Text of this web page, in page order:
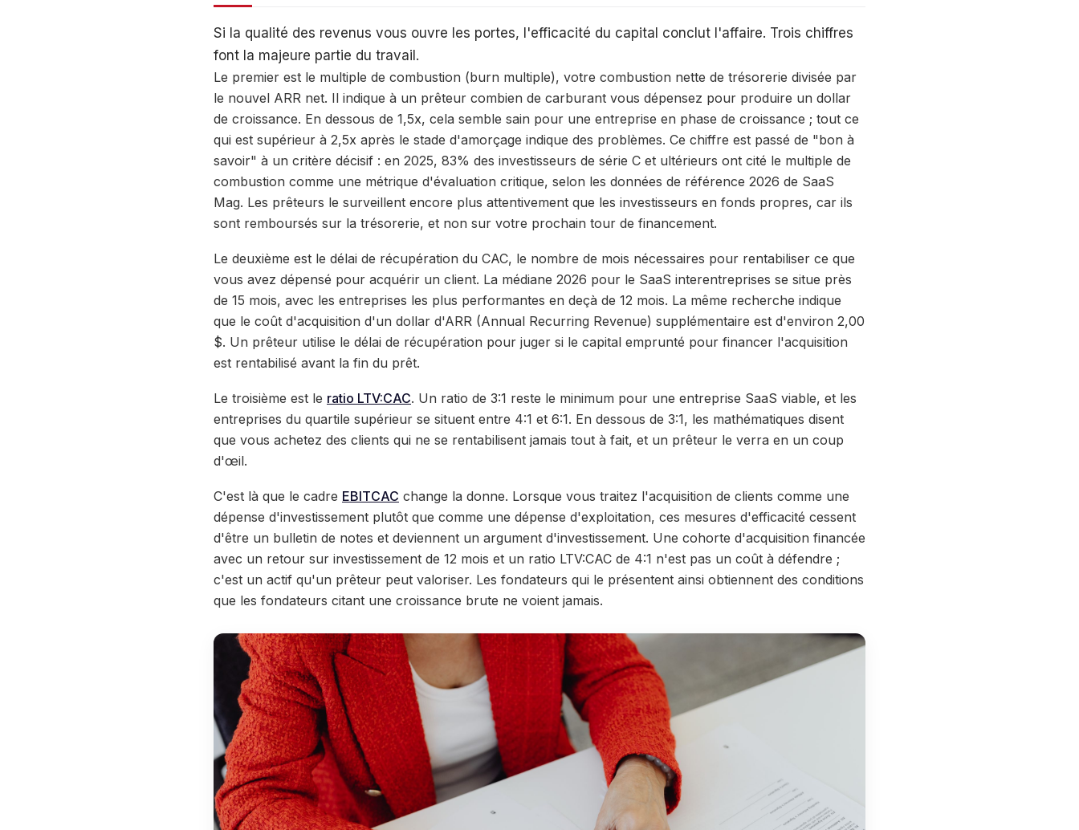
Si la qualité des revenus vous ouvre les portes, l'efficacité du capital conclut l'affaire. Trois chiffres
font la majeure partie du travail.
Le premier est le multiple de combustion (burn multiple), votre combustion nette de trésorerie divisée par
le nouvel ARR net. Il indique à un prêteur combien de carburant vous dépensez pour produire un dollar
de croissance. En dessous de 1,5x, cela semble sain pour une entreprise en phase de croissance ; tout ce
qui est supérieur à 2,5x après le stade d'amorçage indique des problèmes. Ce chiffre est passé de "bon à
savoir" à un critère décisif : en 2025, 83% des investisseurs de série C et ultérieurs ont cité le multiple de
combustion comme une métrique d'évaluation critique, selon les données de référence 2026 de SaaS
Mag. Les prêteurs le surveillent encore plus attentivement que les investisseurs en fonds propres, car ils
sont remboursés sur la trésorerie, et non sur votre prochain tour de financement.
Le deuxième est le délai de récupération du CAC, le nombre de mois nécessaires pour rentabiliser ce que
vous avez dépensé pour acquérir un client. La médiane 2026 pour le SaaS interentreprises se situe près
de 15 mois, avec les entreprises les plus performantes en deçà de 12 mois. La même recherche indique
que le coût d'acquisition d'un dollar d'ARR (Annual Recurring Revenue) supplémentaire est d'environ 2,00
$. Un prêteur utilise le délai de récupération pour juger si le capital emprunté pour financer l'acquisition
est rentabilisé avant la fin du prêt.
Le troisième est le ratio LTV:CAC. Un ratio de 3:1 reste le minimum pour une entreprise SaaS viable, et les
entreprises du quartile supérieur se situent entre 4:1 et 6:1. En dessous de 3:1, les mathématiques disent
que vous achetez des clients qui ne se rentabilisent jamais tout à fait, et un prêteur le verra en un coup
d'œil.
C'est là que le cadre EBITCAC change la donne. Lorsque vous traitez l'acquisition de clients comme une
dépense d'investissement plutôt que comme une dépense d'exploitation, ces mesures d'efficacité cessent
d'être un bulletin de notes et deviennent un argument d'investissement. Une cohorte d'acquisition financée
avec un retour sur investissement de 12 mois et un ratio LTV:CAC de 4:1 n'est pas un coût à défendre ;
c'est un actif qu'un prêteur peut valoriser. Les fondateurs qui le présentent ainsi obtiennent des conditions
que les fondateurs citant une croissance brute ne voient jamais.